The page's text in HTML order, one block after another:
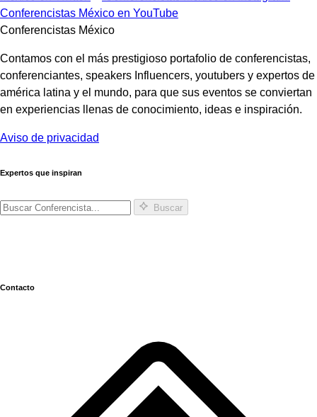
Conferencistas México en YouTube
Conferencistas México
Contamos con el más prestigioso portafolio de conferencistas,
conferenciantes, speakers Influencers, youtubers y expertos de
américa latina y el mundo, para que sus eventos se conviertan
en experiencias llenas de conocimiento, ideas e inspiración.
Aviso de privacidad
Expertos que inspiran
Buscar
Contacto